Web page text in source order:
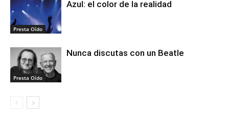
Presta Oído
Azul: el color de la realidad
Presta Oído
Nunca discutas con un Beatle